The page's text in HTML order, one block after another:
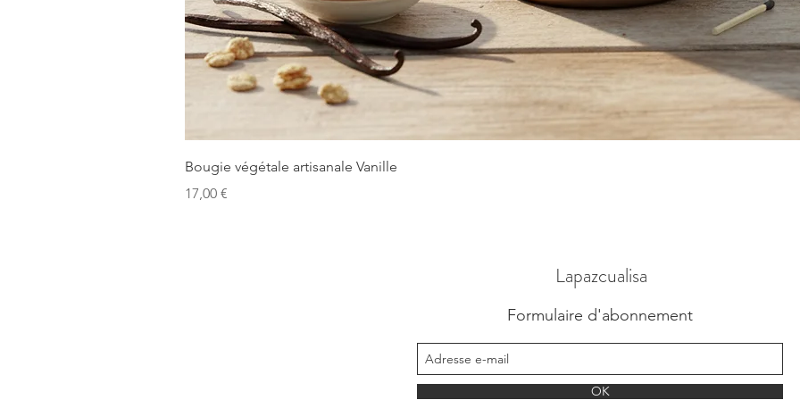
Bougie végétale artisanale Vanille
Precio
17,00 €
Lapazcualisa
Formulaire d'abonnement
OK